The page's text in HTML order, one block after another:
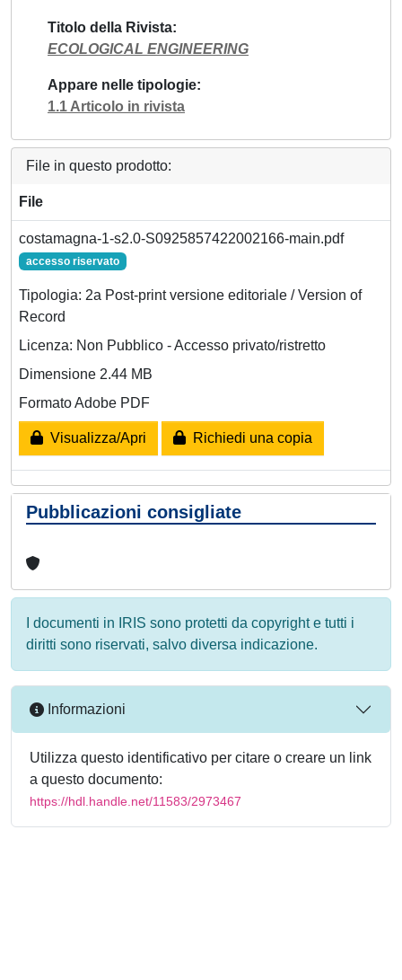
Titolo della Rivista
ECOLOGICAL ENGINEERING
Appare nelle tipologie
1.1 Articolo in rivista
File in questo prodotto:
File
costamagna-1-s2.0-S0925857422002166-main.pdf
accesso riservato
Tipologia: 2a Post-print versione editoriale / Version of
Record
Licenza: Non Pubblico - Accesso privato/ristretto
Dimensione 2.44 MB
Formato Adobe PDF
Visualizza/Apri Richiedi una copia
Pubblicazioni consigliate
I documenti in IRIS sono protetti da copyright e tutti i
diritti sono riservati, salvo diversa indicazione.
Informazioni
Utilizza questo identificativo per citare o creare un link
a questo documento:
https://hdl.handle.net/11583/2973467